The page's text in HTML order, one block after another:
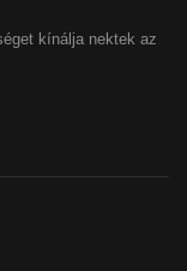
kínálja nektek az